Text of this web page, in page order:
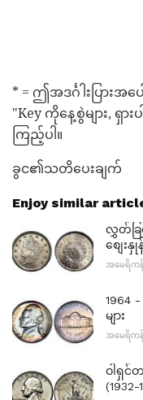
* = ဤအဒင်္ဂါးပြား
"Key ကိုနေ့စွဲများ, ရှာ
ကြည့်ပါ။
ခွင၏သတိပေးချက်
Enjoy similar
လွှတ်ခြ
စျေးနှုန်
အမေရိကန်
1964
များ
အမေရိကန်
ဝါရှင်တ
(1932-